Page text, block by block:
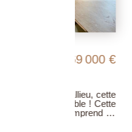
rénovée
intégrée